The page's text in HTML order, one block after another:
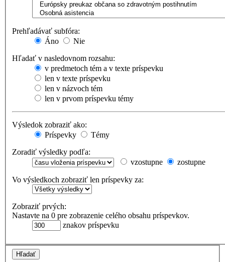
Prehľadávať subfóra:
Áno
Nie
Hľadať v nasledovnom rozsahu:
v predmetoch tém a v texte príspevku
len v texte príspevku
len v názvoch tém
len v prvom príspevku témy
Výsledok zobraziť ako:
Príspevky
Témy
Zoradiť výsledky podľa:
vzostupne
zostupne
Vo výsledkoch zobraziť len príspevky za:
Zobraziť prvých:
Nastavte na 0 pre zobrazenie celého obsahu príspevkov.
znakov príspevku